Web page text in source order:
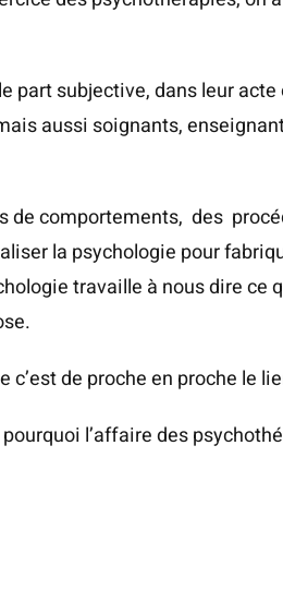
part subjective, dans leur
aussi soignants,
de comportements, des
la psychologie pour
travaille à nous dire
de proche en proche le
l’affaire des